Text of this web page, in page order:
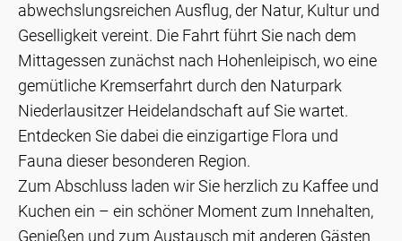
abwechslungsreichen Ausflug, der Natur, Kultur und
Geselligkeit vereint. Die Fahrt führt Sie nach dem
Mittagessen zunächst nach Hohenleipisch, wo eine
gemütliche Kremserfahrt durch den Naturpark
Niederlausitzer Heidelandschaft auf Sie wartet.
Entdecken Sie dabei die einzigartige Flora und
Fauna dieser besonderen Region.
Zum Abschluss laden wir Sie herzlich zu Kaffee und
Kuchen ein – ein schöner Moment zum Innehalten,
Genießen und zum Austausch mit anderen Gästen